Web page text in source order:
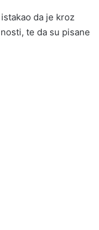
da je kroz
te da su pisane